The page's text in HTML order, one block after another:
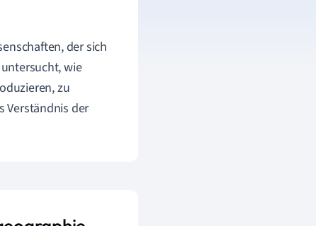
der sich
wie
zu
Verständnis der